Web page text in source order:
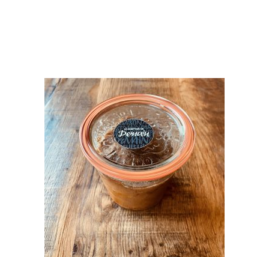
AJOUTER AU PANIER